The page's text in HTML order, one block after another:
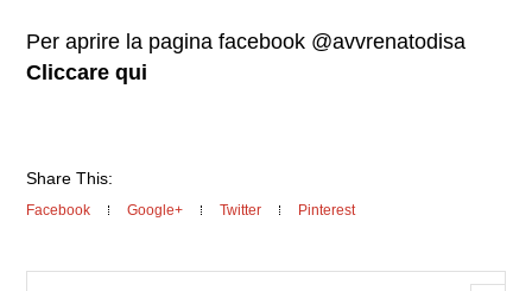
Per aprire la pagina facebook @avvrenatodisa
Cliccare qui
Share This:
Facebook Google+ Twitter Pinterest